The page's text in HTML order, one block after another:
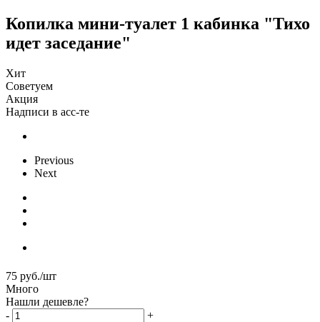
Копилка мини-туалет 1 кабинка "Тихо
идет заседание"
Хит
Советуем
Акция
Надписи в асс-те
Previous
Next
75 руб./шт
Много
Нашли дешевле?
-
+